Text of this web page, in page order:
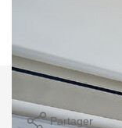
Partager